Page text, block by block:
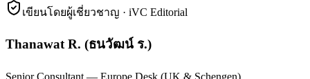
เขียนโดยผู้เชี่ยวชาญ · iVC Editorial
Thanawat R. (ธนวัฒน์ ร.)
Senior Consultant — Europe Desk (UK & Schengen)